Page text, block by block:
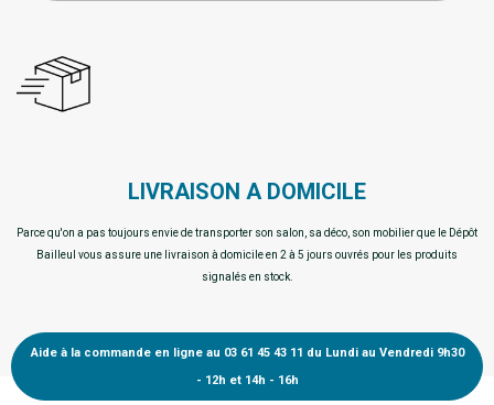
LIVRAISON A DOMICILE
Parce qu'on a pas toujours envie de transporter son salon, sa déco, son mobilier que le Dépôt
Bailleul vous assure une livraison à domicile en 2 à 5 jours ouvrés pour les produits
signalés en stock.
Aide à la commande en ligne au 03 61 45 43 11 du Lundi au Vendredi 9h30
- 12h et 14h - 16h